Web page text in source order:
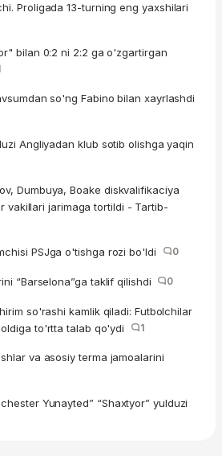
Proligada 13-turning eng yaxshilari
bilan 0:2 ni 2:2 ga o'zgartirgan
so'ng Fabino bilan xayrlashdi
Angliyadan klub sotib olishga yaqin
Dumbuya, Boake diskvalifikaciya
vakillari jarimaga tortildi - Tartib-
PSJga o'tishga rozi bo'ldi 0
“Barselona”ga taklif qilishdi 0
so'rashi kamlik qiladi: Futbolchilar
oldiga to'rtta talab qo'ydi
1
va asosiy terma jamoalarini
Yunayted” “Shaxtyor” yulduzi